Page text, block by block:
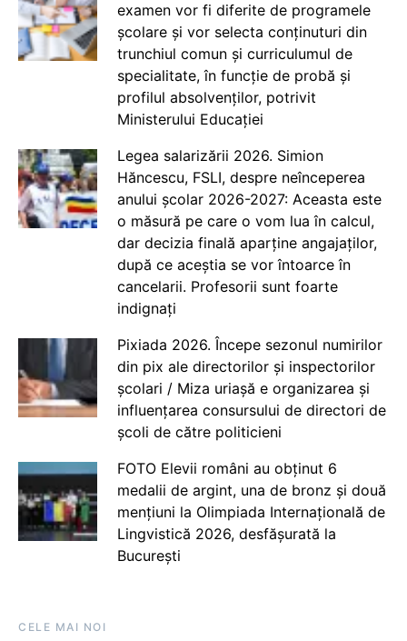
examen vor fi diferite de programele
școlare și vor selecta conținuturi din
trunchiul comun și curriculumul de
specialitate, în funcție de probă și
profilul absolvenților, potrivit
Ministerului Educației
Legea salarizării 2026. Simion
Hăncescu, FSLI, despre neînceperea
anului școlar 2026-2027: Aceasta este
o măsură pe care o vom lua în calcul,
dar decizia finală aparține angajaților,
după ce aceștia se vor întoarce în
cancelarii. Profesorii sunt foarte
indignați
Pixiada 2026. Începe sezonul numirilor
din pix ale directorilor și inspectorilor
școlari / Miza uriașă e organizarea și
influențarea consursului de directori de
școli de către politicieni
FOTO Elevii români au obținut 6
medalii de argint, una de bronz și două
mențiuni la Olimpiada Internațională de
Lingvistică 2026, desfășurată la
București
CELE MAI NOI